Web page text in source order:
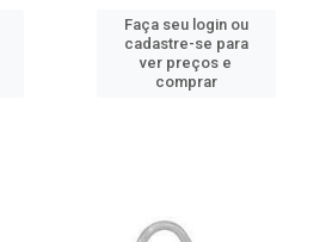
Faça seu login ou
cadastre-se para
ver preços e
comprar